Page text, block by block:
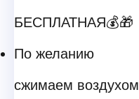
БЕСПЛАТНАЯ💰🎁
По желанию
сжимаем воздухом